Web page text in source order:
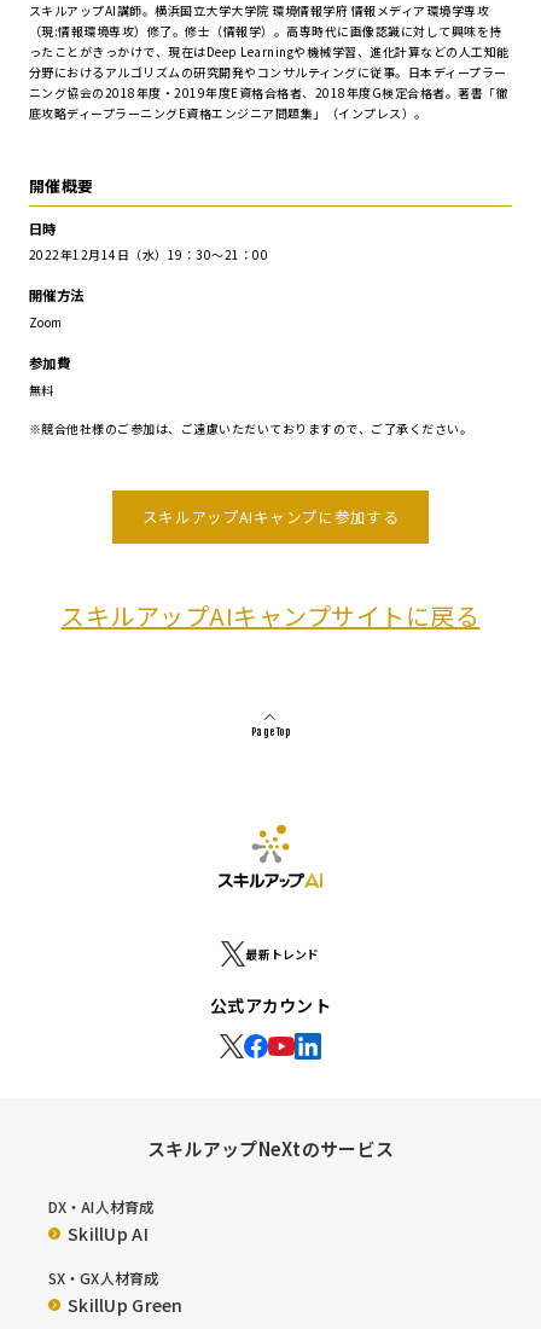
スキルアップAI講師。横浜国立大学大学院 環境情報学府 情報メディア環境学専攻
（現:情報環境専攻）修了。修士（情報学）。高専時代に画像認識に対して興味を持
ったことがきっかけで、現在はDeep Learningや機械学習、進化計算などの人工知能
分野におけるアルゴリズムの研究開発やコンサルティングに従事。日本ディープラー
ニング協会の2018年度・2019年度E資格合格者、2018年度G検定合格者。著書「徹
底攻略ディープラーニングE資格エンジニア問題集」（インプレス）。
開催概要
日時
2022年12月14日（水）19：30～21：00
開催方法
Zoom
参加費
無料
※競合他社様のご参加は、ご遠慮いただいておりますので、ご了承ください。
スキルアップAIキャンプに参加する
スキルアップAIキャンプサイトに戻る
Page Top
最新トレンド
公式アカウント
スキルアップNeXtのサービス
DX・AI人材育成
SkillUp AI
SX・GX人材育成
SkillUp Green